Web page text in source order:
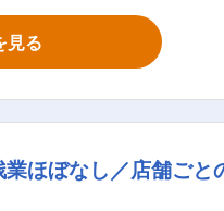
・女性：1名）、技術や
育て応援宣言企業 ・職場
見る
ほぼなし／店舗ご